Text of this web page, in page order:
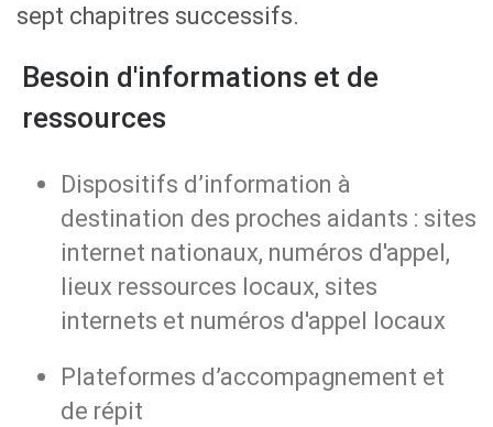
sept chapitres successifs.
Besoin d'informations et de
ressources
Dispositifs d’information à
destination des proches aidants : sites
internet nationaux, numéros d'appel,
lieux ressources locaux, sites
internets et numéros d'appel locaux
Plateformes d’accompagnement et
de répit